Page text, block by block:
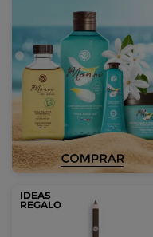
IDEAS
REGALO